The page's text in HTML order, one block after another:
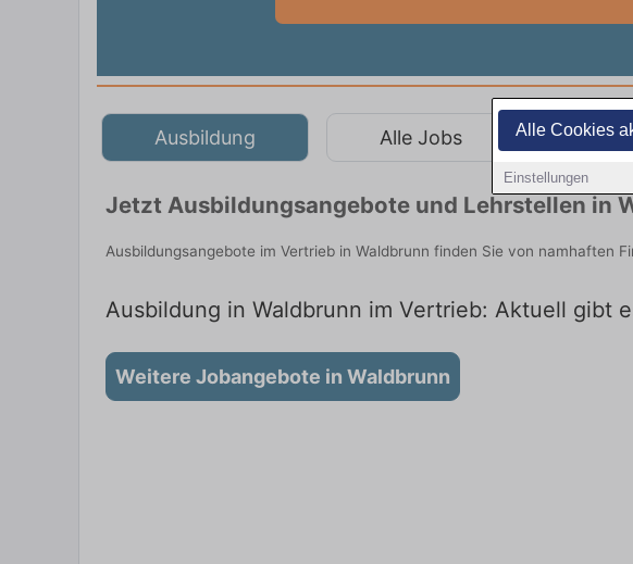
Alle Cookies
Einstellungen
Ausbildung Alle Jobs
Jetzt Ausbildungsangebote und Lehrstellen in
Ausbildungsangebote im Vertrieb in Waldbrunn finden Sie von namhaften
Ausbildung in Waldbrunn im Vertrieb: Aktuell gibt
Weitere Jobangebote in Waldbrunn